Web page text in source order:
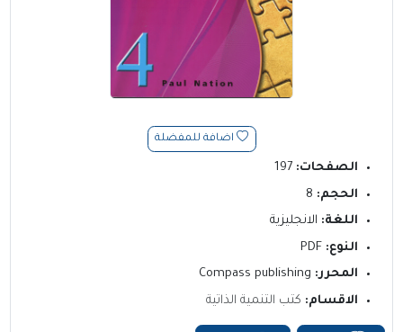
اضافة للمفضلة
الصفحات:
الحجم:
اللغة: الانجليزية
النوع:
المحرر:
الاقسام: كتب التنمية الذاتية